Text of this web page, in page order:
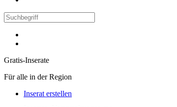
Gratis-Inserate
Für alle in der Region
Inserat erstellen